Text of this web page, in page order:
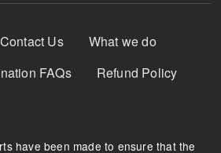
Contact Us
What we do
FAQs
Refund Policy
have been made to ensure that the